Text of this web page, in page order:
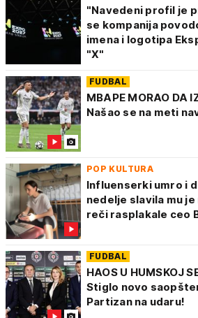
"Navedeni profil je
se kompanija
imena i logotipa
"X"
FUDBAL
MBAPE MORAO DA
Našao se na meti
POP KULTURA
Influenserki umro i
nedelje slavila mu
reči rasplakale ceo
FUDBAL
HAOS U HUMSKOJ
Stiglo novo
Partizan na udaru!